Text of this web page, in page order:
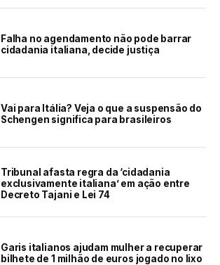
Falha no agendamento não pode barrar
cidadania italiana, decide justiça
Vai para Itália? Veja o que a suspensão do
Schengen significa para brasileiros
Tribunal afasta regra da ‘cidadania
exclusivamente italiana’ em ação entre
Decreto Tajani e Lei 74
Garis italianos ajudam mulher a recuperar
bilhete de 1 milhão de euros jogado no lixo